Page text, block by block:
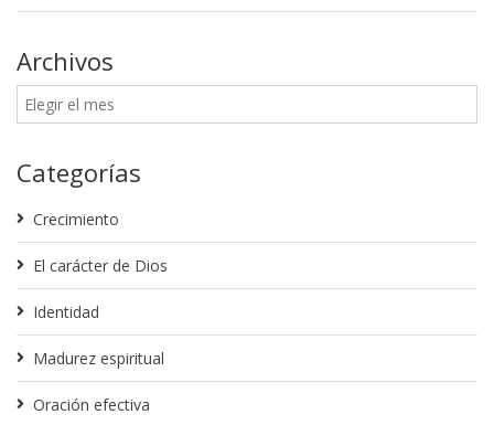
Archivos
Categorías
Crecimiento
El carácter de Dios
Identidad
Madurez espiritual
Oración efectiva